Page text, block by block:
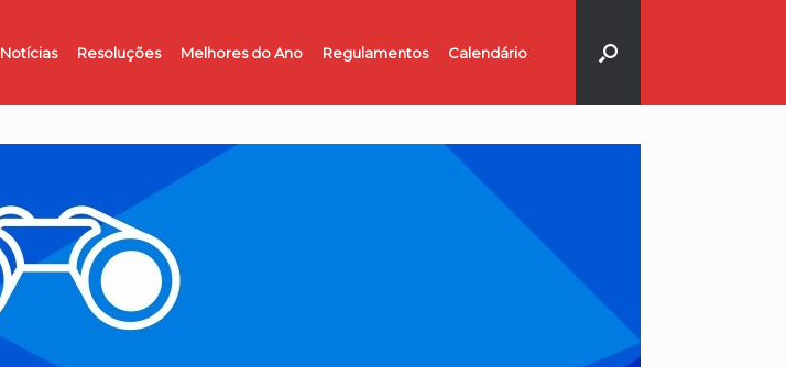
Notícias Resoluções Melhores do Ano Regulamentos Calendário